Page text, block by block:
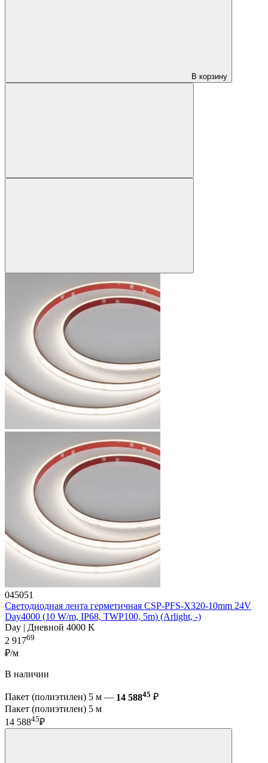
В корзину
045051
Светодиодная лента герметичная CSP-PFS-X320-10mm 24V
Day4000 (10 W/m, IP68, TWP100, 5m) (Arlight, -)
Day | Дневной 4000 K
2 91769
₽/м
В наличии
Пакет (полиэтилен) 5 м — 14 58845 ₽
Пакет (полиэтилен) 5 м
14 58845₽